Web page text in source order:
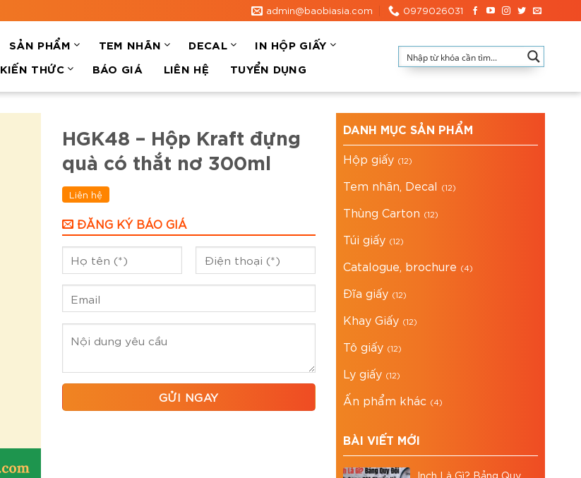
admin@baobiasia.com 0979026031
SẢN PHẨM TEM NHÃN DECAL
IN HỘP GIẤY
KIẾN THỨC BÁO GIÁ LIÊN HỆ TUYỂN DỤNG
HGK48 – Hộp Kraft đựng
quà có thắt nơ 300ml
Liên hệ
ĐĂNG KÝ BÁO GIÁ
DANH MỤC SẢN PHẨM
Hộp giấy (12)
Tem nhãn, Decal (12)
Thùng Carton (12)
Túi giấy (12)
Catalogue, brochure (4)
Đĩa giấy (12)
Khay Giấy (12)
Tô giấy (12)
Ly giấy (12)
Ấn phẩm khác (4)
BÀI VIẾT MỚI
Inch Là Gì? Bảng Quy